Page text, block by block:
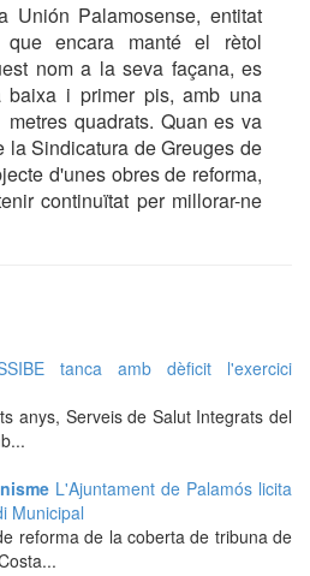
Unión Palamosense, entitat
encara manté el rètol
nom a la seva façana, es
baixa i primer pis, amb una
quadrats. Quan es va
la Sindicatura de Greuges de
d'unes obres de reforma,
continuïtat per millorar-ne
tanca amb dèficit l'exercici
anys, Serveis de Salut Integrats del
L'Ajuntament de Palamós licita
Municipal
reforma de la coberta de tribuna de